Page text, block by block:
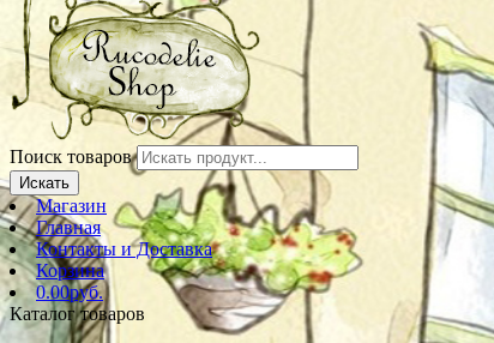
Поиск товаров
Искать
Магазин
Главная
Контакты и Доставка
Корзина
0.00руб.
Каталог товаров